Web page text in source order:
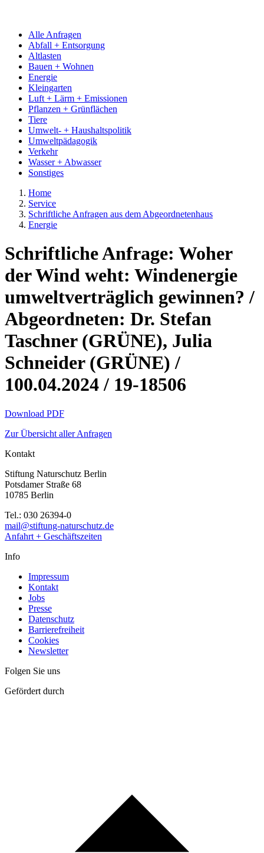
Alle Anfragen
Abfall + Entsorgung
Altlasten
Bauen + Wohnen
Energie
Kleingarten
Luft + Lärm + Emissionen
Pflanzen + Grünflächen
Tiere
Umwelt- + Haushaltspolitik
Umweltpädagogik
Verkehr
Wasser + Abwasser
Sonstiges
Home
Service
Schriftliche Anfragen aus dem Abgeordnetenhaus
Energie
Schriftliche Anfrage: Woher
der Wind weht: Windenergie
umweltverträglich gewinnen? /
Abgeordneten: Dr. Stefan
Taschner (GRÜNE), Julia
Schneider (GRÜNE) /
100.04.2024 / 19-18506
Download PDF
Zur Übersicht aller Anfragen
Kontakt
Stiftung Naturschutz Berlin
Potsdamer Straße 68
10785 Berlin
Tel.: 030 26394-0
mail@stiftung-naturschutz.de
Anfahrt + Geschäftszeiten
Info
Impressum
Kontakt
Jobs
Presse
Datenschutz
Barrierefreiheit
Cookies
Newsletter
Folgen Sie uns
Gefördert durch